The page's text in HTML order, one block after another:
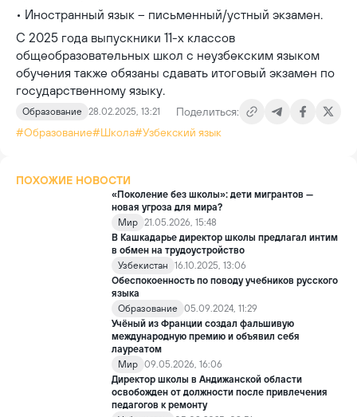
• Иностранный язык – письменный/устный экзамен.
С 2025 года выпускники 11-х классов
общеобразовательных школ с неузбекским языком
обучения также обязаны сдавать итоговый экзамен по
государственному языку.
Образование 28.02.2025, 13:21
Поделиться:
#Образование#Школа#Узбекский язык
ПОХОЖИЕ НОВОСТИ
«Поколение без школы»: дети мигрантов —
новая угроза для мира?
Мир 21.05.2026, 15:48
В Кашкадарье директор школы предлагал интим
в обмен на трудоустройство
Узбекистан
16.10.2025, 13:06
Обеспокоенность по поводу учебников русского
языка
Образование
05.09.2024, 11:29
Учёный из Франции создал фальшивую
международную премию и объявил себя
лауреатом
Мир 09.05.2026, 16:06
Директор школы в Андижанской области
освобожден от должности после привлечения
педагогов к ремонту